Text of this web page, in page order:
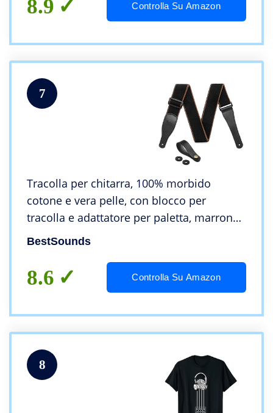
8.9 Controlla Su Amazon
7
Tracolla per chitarra, 100% morbido
cotone e vera pelle, con blocco per
tracolla e adattatore per paletta, marrone
caffè, Nero
BestSounds
8.6 Controlla Su Amazon
8